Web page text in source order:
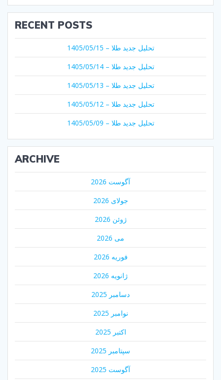
RECENT POSTS
تحلیل جدید طلا – 1405/05/15
تحلیل جدید طلا – 1405/05/14
تحلیل جدید طلا – 1405/05/13
تحلیل جدید طلا – 1405/05/12
تحلیل جدید طلا – 1405/05/09
ARCHIVE
آگوست 2026
جولای 2026
ژوئن 2026
می 2026
فوریه 2026
ژانویه 2026
دسامبر 2025
نوامبر 2025
اکتبر 2025
سپتامبر 2025
آگوست 2025